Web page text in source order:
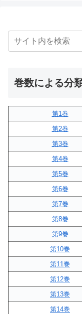
巻数による分
第1巻
第2巻
第3巻
第4巻
第5巻
第6巻
第7巻
第8巻
第9巻
第10巻
第11巻
第12巻
第13巻
第14巻